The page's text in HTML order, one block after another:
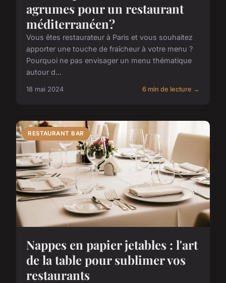
agrumes pour un restaurant
méditerranéen?
Vous êtes restaurateur à Paris et vous souhaitez
apporter une touche de fraîcheur à votre menu ?
Pourquoi ne pas envisager un menu thématique
autour d...
18 mai 2024 6 min de lecture →
RESTAURANT BAR
Nappes en papier jetables : l'art
de la table pour sublimer vos
restaurants